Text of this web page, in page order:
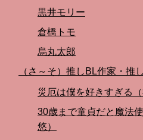
黒井モリー
倉橋トモ
烏丸太郎
（さ～そ）推しBL作家・推
災厄は僕を好きすぎる（
30歳まで童貞だと魔法
悠）